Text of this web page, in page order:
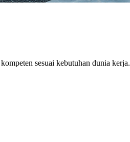
sesuai kebutuhan dunia kerja.